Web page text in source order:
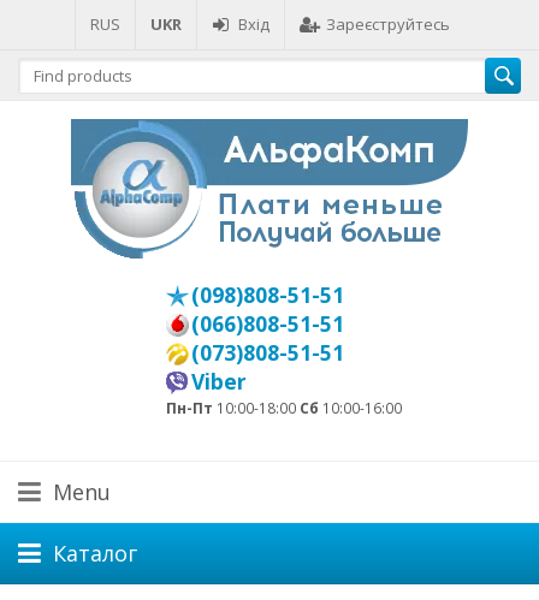
RUS UKR Вхід Зареєструйтесь
(098)808-51-51
(066)808-51-51
(073)808-51-51
Viber
Пн-Пт 10:00-18:00 Сб 10:00-16:00
Menu
Каталог